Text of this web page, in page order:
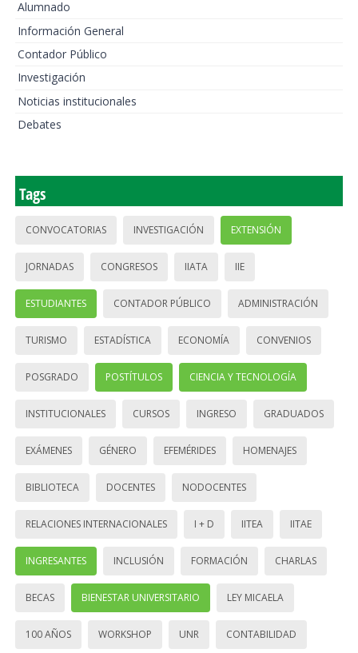
Alumnado
Información General
Contador Público
Investigación
Noticias institucionales
Debates
Tags
CONVOCATORIAS INVESTIGACIÓN EXTENSIÓN
JORNADAS CONGRESOS IIATA IIE
ESTUDIANTES CONTADOR PÚBLICO ADMINISTRACIÓN
TURISMO ESTADÍSTICA ECONOMÍA CONVENIOS
POSGRADO POSTÍTULOS CIENCIA Y TECNOLOGÍA
INSTITUCIONALES CURSOS INGRESO GRADUADOS
EXÁMENES GÉNERO EFEMÉRIDES HOMENAJES
BIBLIOTECA DOCENTES NODOCENTES
RELACIONES INTERNACIONALES I + D IITEA IITAE
INGRESANTES INCLUSIÓN FORMACIÓN CHARLAS
BECAS BIENESTAR UNIVERSITARIO LEY MICAELA
100 AÑOS WORKSHOP UNR CONTABILIDAD